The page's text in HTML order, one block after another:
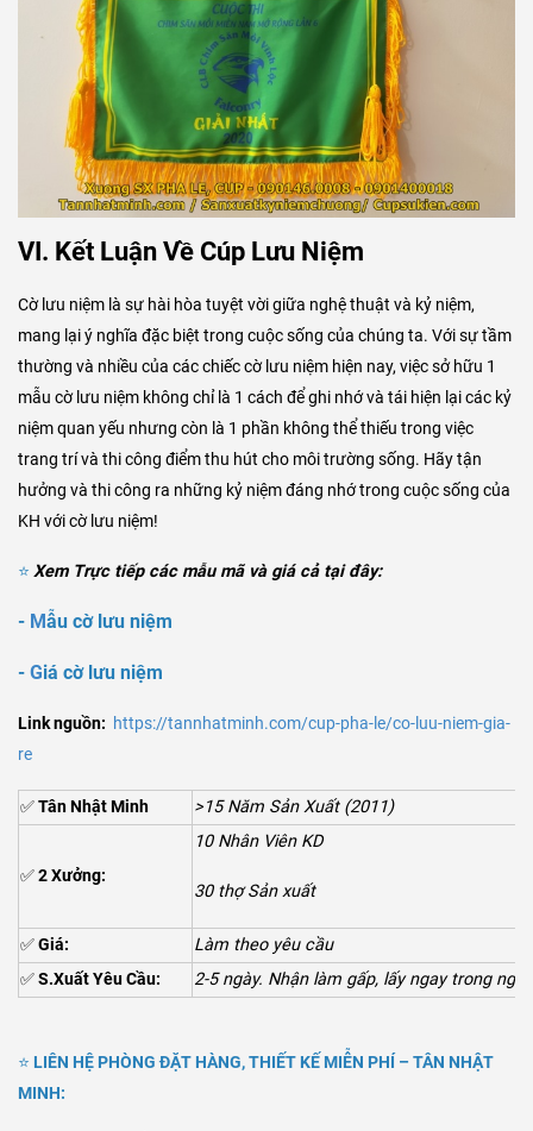
VI. Kết Luận Về Cúp Lưu Niệm
Cờ lưu niệm là sự hài hòa tuyệt vời giữa nghệ thuật và kỷ niệm,
mang lại ý nghĩa đặc biệt trong cuộc sống của chúng ta. Với sự tầm
thường và nhiều của các chiếc cờ lưu niệm hiện nay, việc sở hữu 1
mẫu cờ lưu niệm không chỉ là 1 cách để ghi nhớ và tái hiện lại các kỷ
niệm quan yếu nhưng còn là 1 phần không thể thiếu trong việc
trang trí và thi công điểm thu hút cho môi trường sống. Hãy tận
hưởng và thi công ra những kỷ niệm đáng nhớ trong cuộc sống của
KH với cờ lưu niệm!
⭐ Xem Trực tiếp các mẫu mã và giá cả tại đây:
- Mẫu cờ lưu niệm
- Giá cờ lưu niệm
Link nguồn: https://tannhatminh.com/cup-pha-le/co-luu-niem-gia-
re
✅Tân Nhật Minh >15 Năm Sản Xuất (2011)
✅2 Xưởng:
10 Nhân Viên KD
30 thợ Sản xuất
✅Giá:
Làm theo yêu cầu
✅S.Xuất Yêu Cầu: 2-5 ngày. Nhận làm gấp, lấy ngay trong
⭐ LIÊN HỆ PHÒNG ĐẶT HÀNG, THIẾT KẾ MIỄN PHÍ – TÂN NHẬT
MINH: